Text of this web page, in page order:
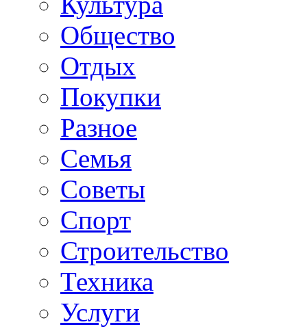
Общество
Отдых
Покупки
Разное
Семья
Советы
Спорт
Строительство
Техника
Услуги